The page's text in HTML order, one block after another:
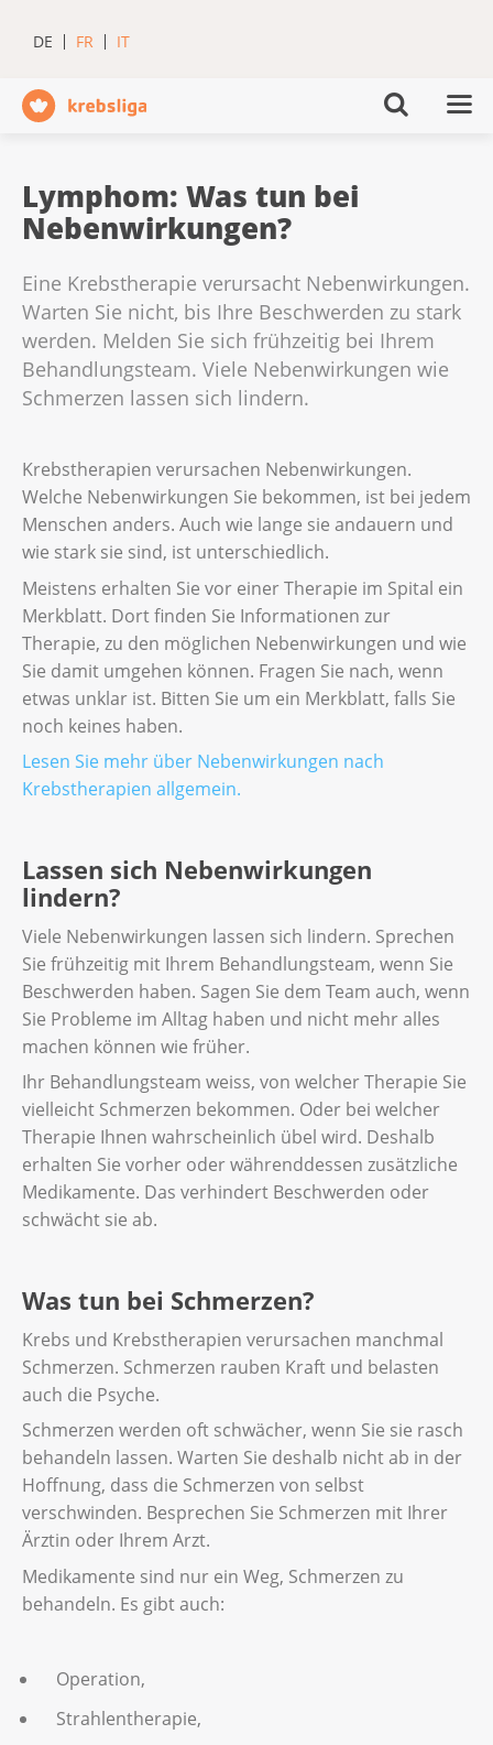
DE FR IT
Lymphom: Was tun bei
Nebenwirkungen?
Eine Krebstherapie verursacht Nebenwirkungen.
Warten Sie nicht, bis Ihre Beschwerden zu stark
werden. Melden Sie sich frühzeitig bei Ihrem
Behandlungsteam. Viele Nebenwirkungen wie
Schmerzen lassen sich lindern.
Krebstherapien verursachen Nebenwirkungen.
Welche Nebenwirkungen Sie bekommen, ist bei jedem
Menschen anders. Auch wie lange sie andauern und
wie stark sie sind, ist unterschiedlich.
Meistens erhalten Sie vor einer Therapie im Spital ein
Merkblatt. Dort finden Sie Informationen zur
Therapie, zu den möglichen Nebenwirkungen und wie
Sie damit umgehen können. Fragen Sie nach, wenn
etwas unklar ist. Bitten Sie um ein Merkblatt, falls Sie
noch keines haben.
Lesen Sie mehr über Nebenwirkungen nach
Krebstherapien allgemein.
Lassen sich Nebenwirkungen
lindern?
Viele Nebenwirkungen lassen sich lindern. Sprechen
Sie frühzeitig mit Ihrem Behandlungsteam, wenn Sie
Beschwerden haben. Sagen Sie dem Team auch, wenn
Sie Probleme im Alltag haben und nicht mehr alles
machen können wie früher.
Ihr Behandlungsteam weiss, von welcher Therapie Sie
vielleicht Schmerzen bekommen. Oder bei welcher
Therapie Ihnen wahrscheinlich übel wird. Deshalb
erhalten Sie vorher oder währenddessen zusätzliche
Medikamente. Das verhindert Beschwerden oder
schwächt sie ab.
Was tun bei Schmerzen?
Krebs und Krebstherapien verursachen manchmal
Schmerzen. Schmerzen rauben Kraft und belasten
auch die Psyche.
Schmerzen werden oft schwächer, wenn Sie sie rasch
behandeln lassen. Warten Sie deshalb nicht ab in der
Hoffnung, dass die Schmerzen von selbst
verschwinden. Besprechen Sie Schmerzen mit Ihrer
Ärztin oder Ihrem Arzt.
Medikamente sind nur ein Weg, Schmerzen zu
behandeln. Es gibt auch:
Operation,
Strahlentherapie,